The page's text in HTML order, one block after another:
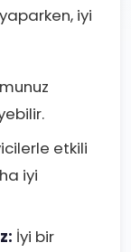
iyi
etkili
iyi
İyi bir